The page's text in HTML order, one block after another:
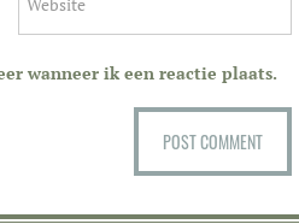
wanneer ik een reactie plaats.